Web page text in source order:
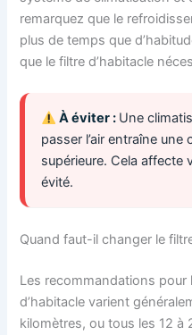
remarquez que le
plus de temps que
que le filtre d’habitacle
À éviter : Une
passer l’air entraîne
supérieure. Cela affecte
évité.
Quand faut-il changer le
Les recommandations
d’habitacle varient
kilomètres, ou tous les 12 à